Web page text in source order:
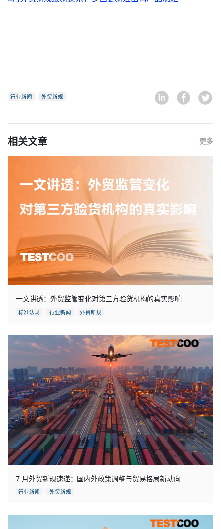
行业新闻 外贸新规
相关文章 更多
一文讲透：外贸监管变化对第三方验货机构的真实影响
标准法规 行业新闻 外贸新规
7 月外贸新规速递：国内外政策调整与贸易格局新动向
行业新闻 外贸新规